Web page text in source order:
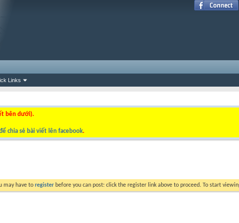
Links
bên dưới).
chia sẻ bài viết lên facebook.
may have to register before you can post: click the register link above to proceed. To start